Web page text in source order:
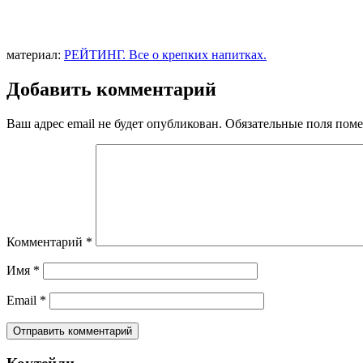
материал: РЕЙТИНГ. Все о крепких напитках.
Добавить комментарий
Ваш адрес email не будет опубликован. Обязательные поля
Комментарий *
Имя *
Email *